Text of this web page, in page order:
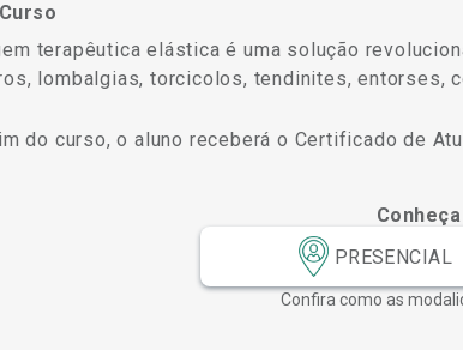
terapêutica elástica é uma solução
lombalgias, torcicolos, tendinites, entorses,
do curso, o aluno receberá o Certificado de
PRESENCIAL
Confira como as